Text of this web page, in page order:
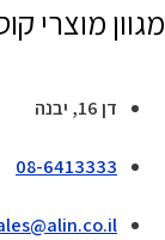
מגוון מוצרי
דן 16, יבנה
08-6413333